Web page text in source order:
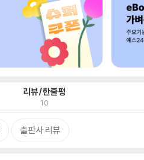
리뷰/한줄평
10
출판사 리뷰